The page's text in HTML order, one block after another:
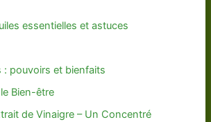
essentielles et astuces
: pouvoirs et bienfaits
Bien-être
de Vinaigre – Un Concentré